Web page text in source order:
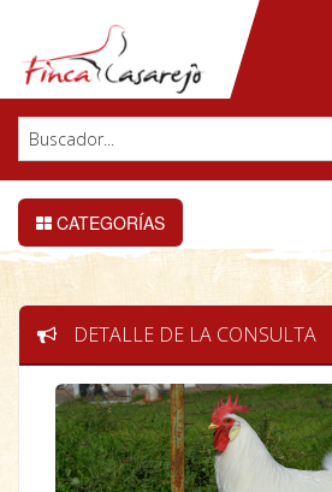
CATEGORÍAS
DETALLE DE LA CONSULTA